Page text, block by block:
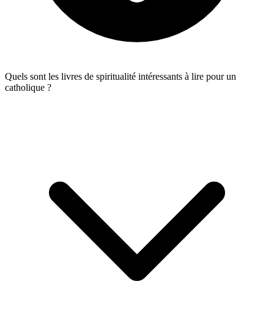
Quels sont les livres de spiritualité intéressants à lire pour un
catholique ?